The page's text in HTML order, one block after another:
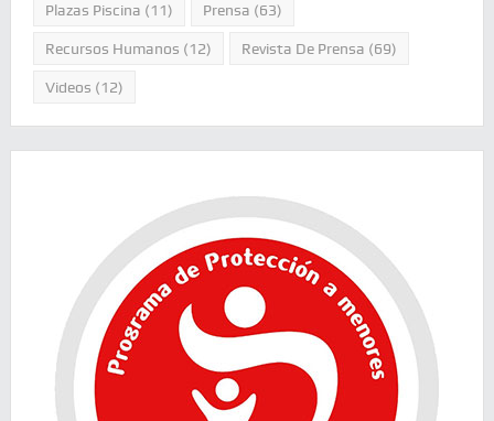
Plazas Piscina (11) Prensa (63)
Recursos Humanos (12) Revista De Prensa (69)
Videos (12)